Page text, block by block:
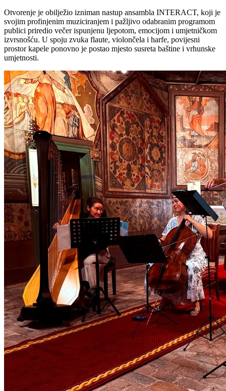
Otvorenje je obilježio izniman nastup ansambla INTERACT, koji je
svojim profinjenim muziciranjem i pažljivo odabranim programom
publici priredio večer ispunjenu ljepotom, emocijom i umjetničkom
izvrsnošću. U spoju zvuka flaute, violončela i harfe, povijesni
prostor kapele ponovno je postao mjesto susreta baštine i vrhunske
umjetnosti.